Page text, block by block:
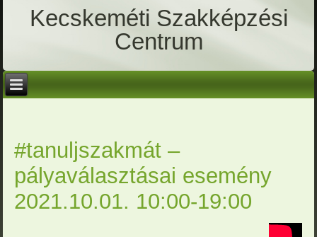
Kecskeméti Szakképzési
Centrum
#tanuljszakmát –
pályaválasztásai esemény
2021.10.01. 10:00-19:00